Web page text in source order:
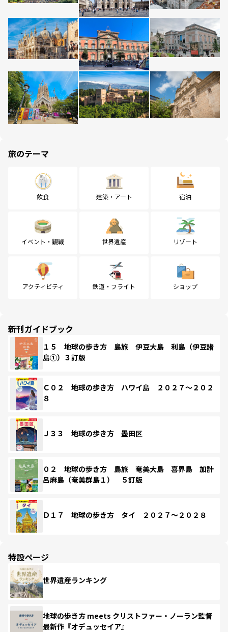
旅のテーマ
飲食 建築・アート 宿泊
イベント・観戦 世界遺産 リゾート
アクティビティ 鉄道・フライト ショップ
新刊ガイドブック
１５ 地球の歩き方 島旅 伊豆大島 利島（伊豆諸
島①）３訂版
Ｃ０２ 地球の歩き方 ハワイ島 ２０２７～２０２
８
Ｊ３３ 地球の歩き方 墨田区
０２ 地球の歩き方 島旅 奄美大島 喜界島 加計
呂麻島（奄美群島１） ５訂版
Ｄ１７ 地球の歩き方 タイ ２０２７～２０２８
特設ページ
世界遺産ランキング
地球の歩き方 meets クリストファー・ノーラン監督
最新作『オデュッセイア』